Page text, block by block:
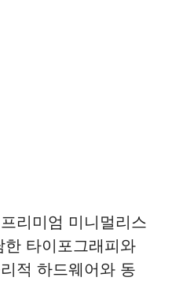
리미엄 미니멀리스
타이포그래피와
적 하드웨어와 동